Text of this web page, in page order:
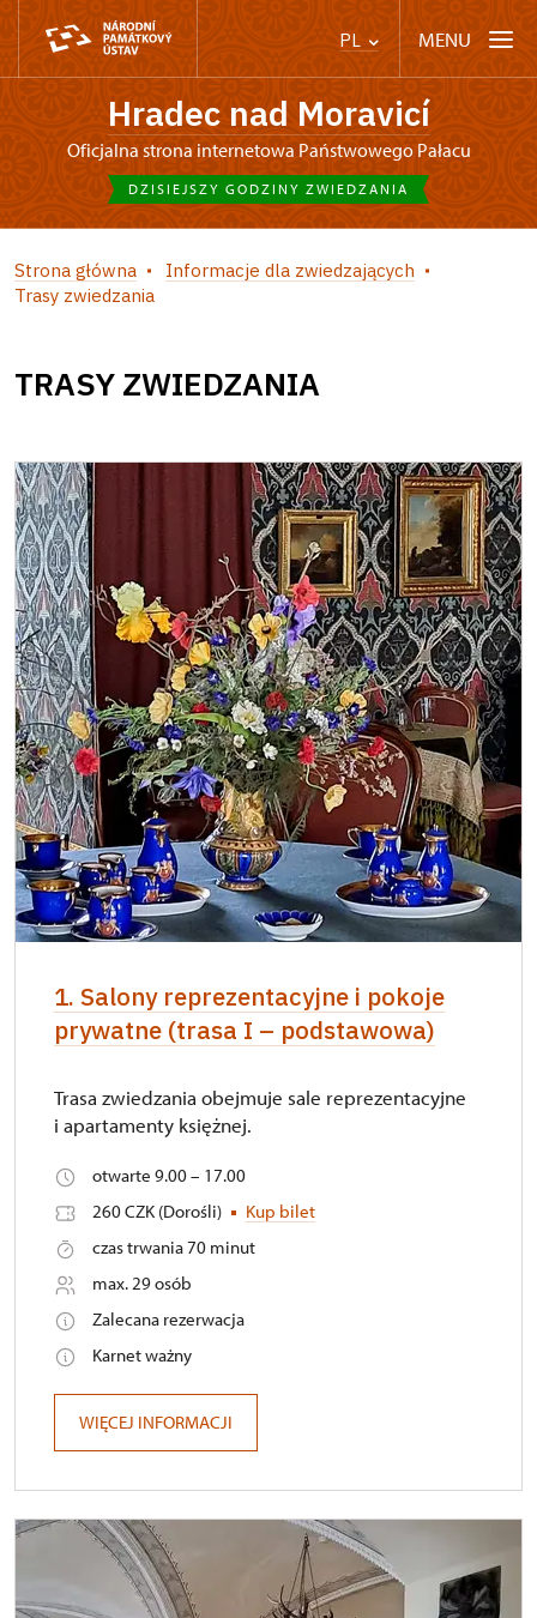
PL MENU
Hradec nad Moravicí
Oficjalna strona internetowa Państwowego Pałacu
DZISIEJSZY GODZINY ZWIEDZANIA
Strona główna
Informacje dla zwiedzających
Trasy zwiedzania
TRASY ZWIEDZANIA
1. Salony reprezentacyjne i pokoje
prywatne (trasa I – podstawowa)
Trasa zwiedzania obejmuje sale reprezentacyjne
i apartamenty księżnej.
otwarte 9.00 – 17.00
260 CZK (Dorośli)
Kup bilet
czas trwania 70 minut
max. 29 osób
Zalecana rezerwacja
Karnet ważny
WIĘCEJ INFORMACJI